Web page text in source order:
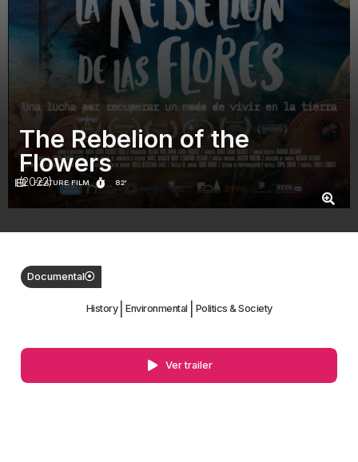
FEATURE FILM 82'
The Rebelion of the
Flowers
(2022)
Documental
History Environmental Politics & Society
Ver trailer